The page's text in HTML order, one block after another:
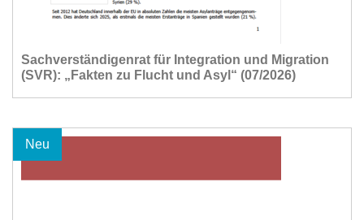
Sachverständigenrat für Integration und Migration
(SVR): „Fakten zu Flucht und Asyl“ (07/2026)
Neu